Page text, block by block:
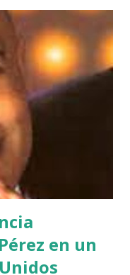
Johnny Ventura,
dominicano de
El Caballo mayor.
de 60, 70, y 80 en la
letras y su pegajoso
Show. Era un
de la
empezó a seguirlo.
referencia a
en un